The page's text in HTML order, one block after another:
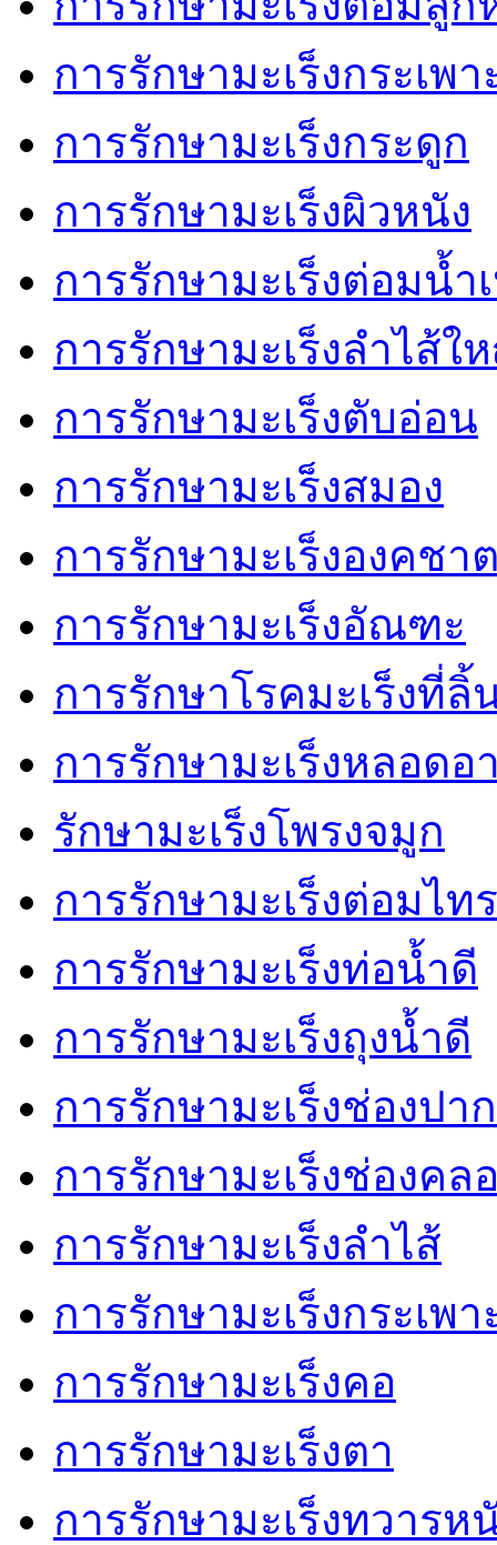
การรักษามะเร็งกระเพ
การรักษามะเร็งกระดูก
การรักษามะเร็งผิวหนัง
การรักษามะเร็งต่อมน้ำ
การรักษามะเร็งลำไส้ใ
การรักษามะเร็งตับอ่อน
การรักษามะเร็งสมอง
การรักษามะเร็งองคชา
การรักษามะเร็งอัณฑะ
การรักษาโรคมะเร็งที่ลิ้
การรักษามะเร็งหลอดอ
รักษามะเร็งโพรงจมูก
การรักษามะเร็งต่อมไท
การรักษามะเร็งท่อน้ำดี
การรักษามะเร็งถุงน้ำดี
การรักษามะเร็งช่องปาก
การรักษามะเร็งช่องคล
การรักษามะเร็งลำไส้
การรักษามะเร็งกระเพ
การรักษามะเร็งคอ
การรักษามะเร็งตา
การรักษามะเร็งทวารห